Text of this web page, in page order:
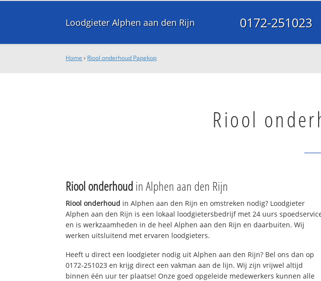
Loodgieter Alphen aan den Rijn 0172-251023
Home › Riool onderhoud Papekop
Riool
Riool onderhoudin Alphen aan den Rijn
Riool onderhoud in Alphen aan den Rijn en omstreken nodig? Loodgieter
Alphen aan den Rijn is een lokaal loodgietersbedrijf met 24 uurs
en is werkzaamheden in de heel Alphen aan den Rijn en daarbuiten. Wij
werken uitsluitend met ervaren loodgieters.
Heeft u direct een loodgieter nodig uit Alphen aan den Rijn? Bel ons dan op
0172-251023 en krijg direct een vakman aan de lijn. Wij zijn vrijwel altijd
binnen één uur ter plaatse! Onze goed opgeleide medewerkers kunnen alle